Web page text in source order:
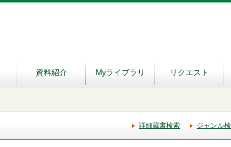
資料紹介 Myライブラリ リクエスト
詳細蔵書検索 ジャンル